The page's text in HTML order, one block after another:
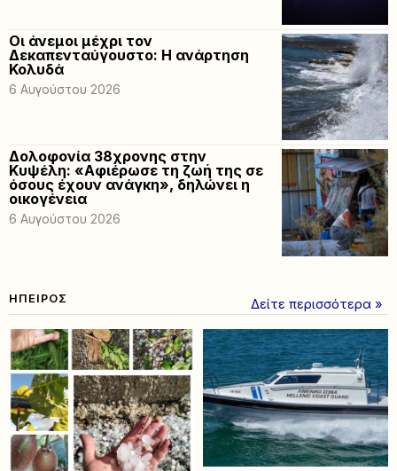
Οι άνεμοι μέχρι τον
Δεκαπενταύγουστο: Η ανάρτηση
Κολυδά
6 Αυγούστου 2026
Δολοφονία 38χρονης στην
Κυψέλη: «Αφιέρωσε τη ζωή της σε
όσους έχουν ανάγκη», δηλώνει η
οικογένεια
6 Αυγούστου 2026
ΗΠΕΙΡΟΣ Δείτε περισσότερα »